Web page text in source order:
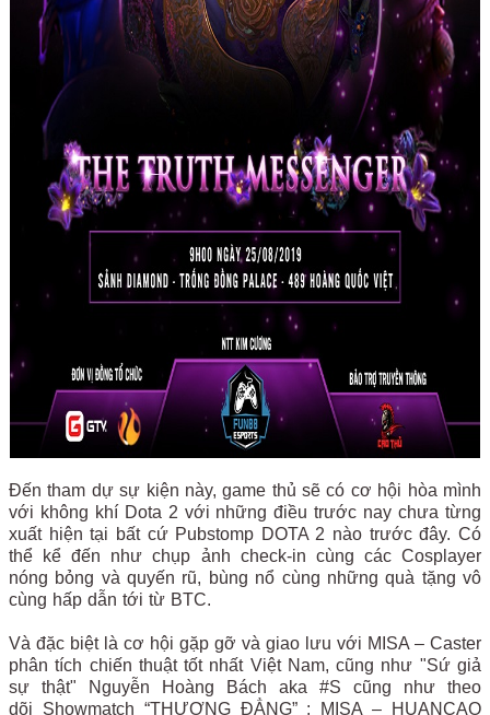
Đến tham dự sự kiện này, game thủ sẽ có cơ hội hòa mình
với không khí Dota 2 với những điều trước nay chưa từng
xuất hiện tại bất cứ Pubstomp DOTA 2 nào trước đây. Có
thể kể đến như chụp ảnh check-in cùng các Cosplayer
nóng bỏng và quyến rũ, bùng nổ cùng những quà tặng vô
cùng hấp dẫn tới từ BTC.
Và đặc biệt là cơ hội gặp gỡ và giao lưu với MISA – Caster
phân tích chiến thuật tốt nhất Việt Nam, cũng như "Sứ giả
sự thật" Nguyễn Hoàng Bách aka #S cũng như theo
dõi Showmatch “THƯỢNG ĐẲNG” : MISA – HUANCAO